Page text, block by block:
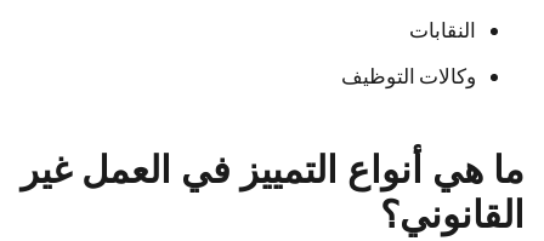
النقابات
وكالات التوظيف
ما هي أنواع التمييز في العمل غير
القانوني؟